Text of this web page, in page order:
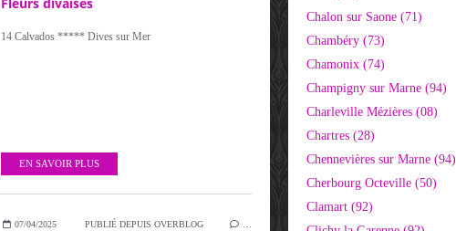
14 Calvados ***** Dives sur Mer
EN SAVOIR PLUS
07/04/2025 PUBLIÉ DEPUIS OVERBLOG
Chalon sur Saone (71)
Chambéry (73)
Chamonix (74)
Champigny sur Marne (94)
Charleville Mézières (08)
Chartres (28)
Chennevières sur Marne (94)
Cherbourg Octeville (50)
Clamart (92)